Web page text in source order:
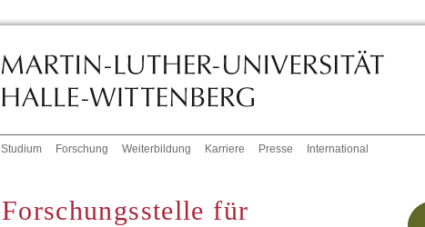
Studium Forschung Weiterbildung Karriere Presse International
Forschungsstelle für